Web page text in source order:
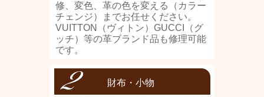
修、変色、革の色を変える（カラー
チェンジ）までお任せください。
VUITTON（ヴィトン）GUCCI（グ
ッチ）等の革ブランド品も修理可能
です。
財布・小物